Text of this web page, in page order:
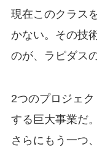
現在このクラス
かない。その技
のが、ラピダス
2つのプロジェ
する巨大事業だ
さらにもう一つ